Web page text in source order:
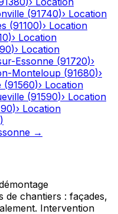
(91740)› Location
(91100)› Location
)› Location
)› Location
Essonne (91720)›
Monteloup (91680)›
(91560)› Location
(91590)› Location
)› Location
)
→
de chantiers : façades,
Intervention